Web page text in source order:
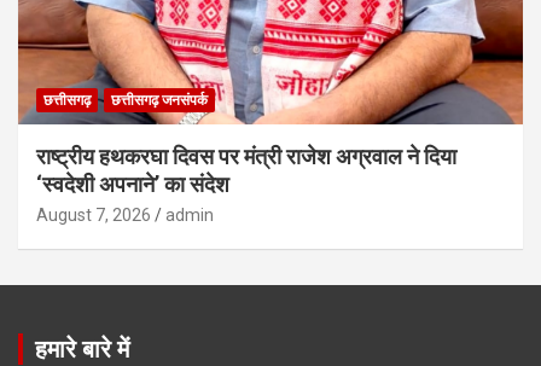
छत्तीसगढ़ छत्तीसगढ़ जनसंपर्क
राष्ट्रीय हथकरघा दिवस पर मंत्री राजेश अग्रवाल ने दिया
‘स्वदेशी अपनाने’ का संदेश
August 7, 2026 admin
हमारे बारे में